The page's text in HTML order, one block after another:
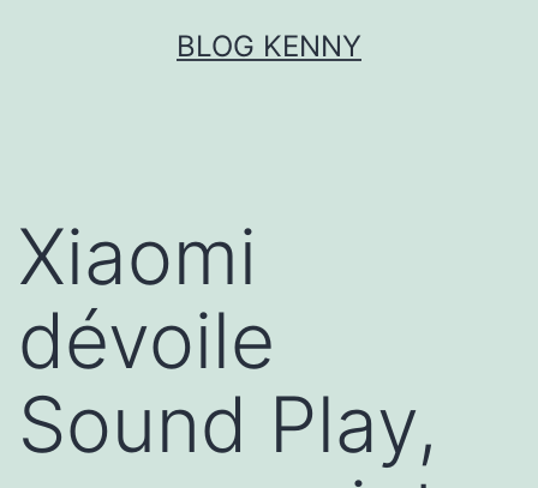
BLOG KENNY
Xiaomi
dévoile
Sound Play,